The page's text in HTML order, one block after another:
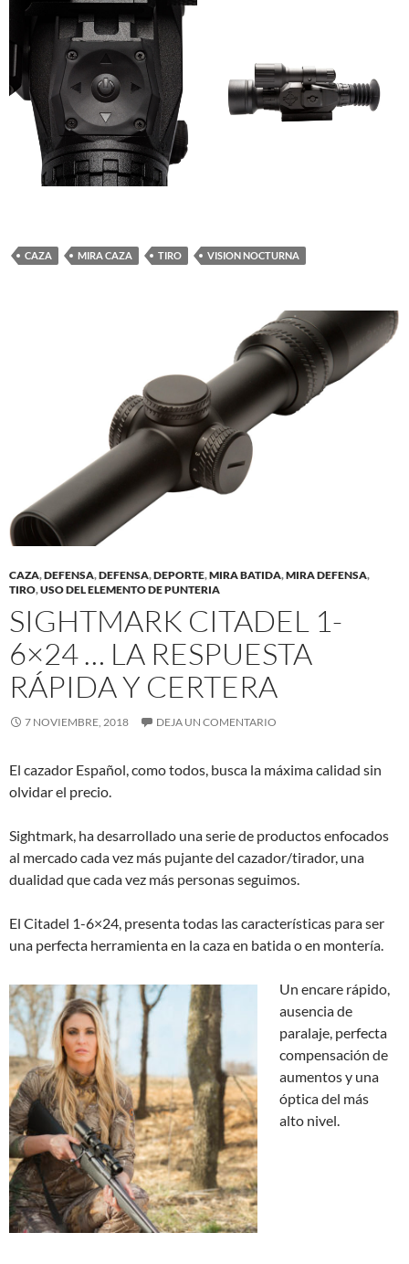
CAZA MIRA CAZA TIRO VISION NOCTURNA
CAZA,DEFENSA,DEFENSA,DEPORTE,MIRA BATIDA,MIRA DEFENSA,
TIRO,USO DEL ELEMENTO DE PUNTERIA
SIGHTMARK CITADEL 1-
6×24 … LA RESPUESTA
RÁPIDA Y CERTERA
7 NOVIEMBRE, 2018 DEJA UN COMENTARIO
El cazador Español, como todos, busca la máxima calidad sin
olvidar el precio.
Sightmark, ha desarrollado una serie de productos enfocados
al mercado cada vez más pujante del cazador/tirador, una
dualidad que cada vez más personas seguimos.
El Citadel 1-6×24, presenta todas las características para ser
una perfecta herramienta en la caza en batida o en montería.
Un encare rápido,
ausencia de
paralaje, perfecta
compensación de
aumentos y una
óptica del más
alto nivel.